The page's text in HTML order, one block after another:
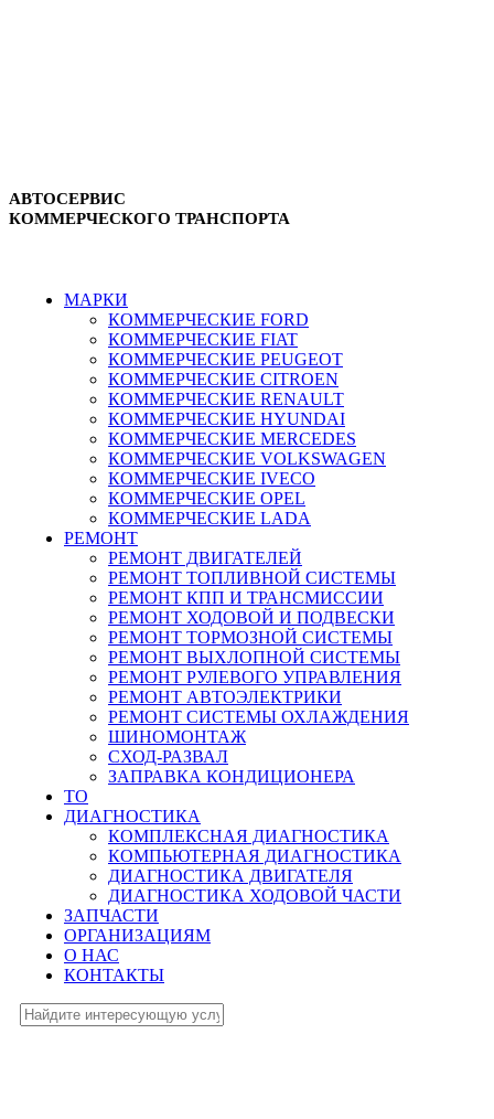
АВТОСЕРВИС
КОММЕРЧЕСКОГО ТРАНСПОРТА
МАРКИ
КОММЕРЧЕСКИЕ FORD
КОММЕРЧЕСКИЕ FIAT
КОММЕРЧЕСКИЕ PEUGEOT
КОММЕРЧЕСКИЕ CITROEN
КОММЕРЧЕСКИЕ RENAULT
КОММЕРЧЕСКИЕ HYUNDAI
КОММЕРЧЕСКИЕ MERCEDES
КОММЕРЧЕСКИЕ VOLKSWAGEN
КОММЕРЧЕСКИЕ IVECO
КОММЕРЧЕСКИЕ OPEL
КОММЕРЧЕСКИЕ LADA
РЕМОНТ
РЕМОНТ ДВИГАТЕЛЕЙ
РЕМОНТ ТОПЛИВНОЙ СИСТЕМЫ
РЕМОНТ КПП И ТРАНСМИССИИ
РЕМОНТ ХОДОВОЙ И ПОДВЕСКИ
РЕМОНТ ТОРМОЗНОЙ СИСТЕМЫ
РЕМОНТ ВЫХЛОПНОЙ СИСТЕМЫ
РЕМОНТ РУЛЕВОГО УПРАВЛЕНИЯ
РЕМОНТ АВТОЭЛЕКТРИКИ
РЕМОНТ СИСТЕМЫ ОХЛАЖДЕНИЯ
ШИНОМОНТАЖ
СХОД-РАЗВАЛ
ЗАПРАВКА КОНДИЦИОНЕРА
ТО
ДИАГНОСТИКА
КОМПЛЕКСНАЯ ДИАГНОСТИКА
КОМПЬЮТЕРНАЯ ДИАГНОСТИКА
ДИАГНОСТИКА ДВИГАТЕЛЯ
ДИАГНОСТИКА ХОДОВОЙ ЧАСТИ
ЗАПЧАСТИ
ОРГАНИЗАЦИЯМ
О НАС
КОНТАКТЫ